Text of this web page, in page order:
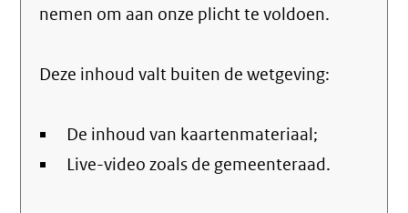
nemen om aan onze plicht te voldoen.
Deze inhoud valt buiten de wetgeving:
De inhoud van kaartenmateriaal;
Live-video zoals de gemeenteraad.